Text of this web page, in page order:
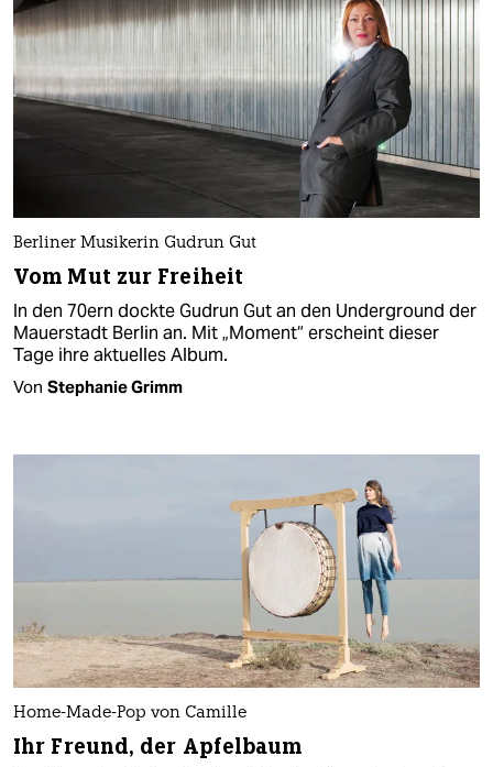
Berliner Musikerin Gudrun Gut
Vom Mut zur Freiheit
In den 70ern dockte Gudrun Gut an den Underground der
Mauerstadt Berlin an. Mit „Moment“ erscheint dieser
Tage ihre aktuelles Album.
Von Stephanie Grimm
Home-Made-Pop von Camille
Ihr Freund, der Apfelbaum